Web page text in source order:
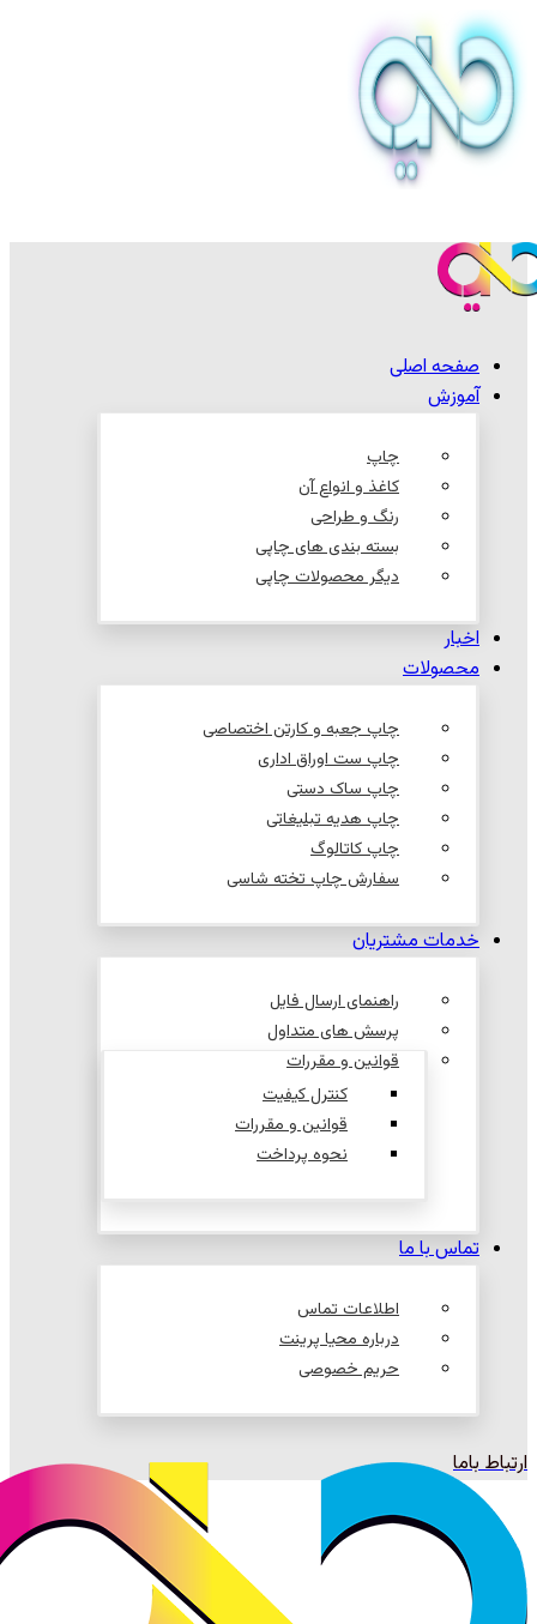
صفحه اصلی
آموزش
چاپ
کاغذ و انواع آن
رنگ و طراحی
بسته بندی های چاپی
دیگر محصولات چاپی
اخبار
محصولات
چاپ جعبه و کارتن اختصاصی
چاپ ست اوراق اداری
چاپ ساک دستی
چاپ هدیه تبلیغاتی
چاپ کاتالوگ
سفارش چاپ تخته شاسی
خدمات مشتریان
راهنمای ارسال فایل
پرسش های متداول
قوانین و مقررات
کنترل کیفیت
قوانین و مقررات
نحوه پرداخت
تماس با ما
اطلاعات تماس
درباره محیا پرینت
حریم خصوصی
ارتباط باما